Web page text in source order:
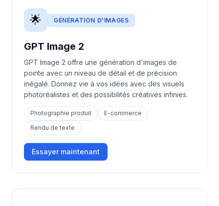
🌟 GÉNÉRATION D'IMAGES
GPT Image 2
GPT Image 2 offre une génération d'images de
pointe avec un niveau de détail et de précision
inégalé. Donnez vie à vos idées avec des visuels
photoréalistes et des possibilités créatives infinies.
Photographie produit
E-commerce
Rendu de texte
Essayer maintenant